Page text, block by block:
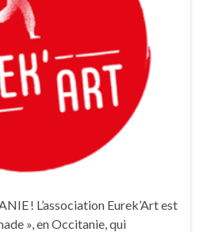
! L’association Eurek’Art est
», en Occitanie, qui